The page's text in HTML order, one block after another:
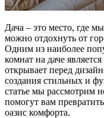
Дача – это место, где
можно отдохнуть от
Одним из наиболее
комнат на даче
открывает перед
создания стильных и
статье мы рассмотрим
помогут вам
оазис комфорта.